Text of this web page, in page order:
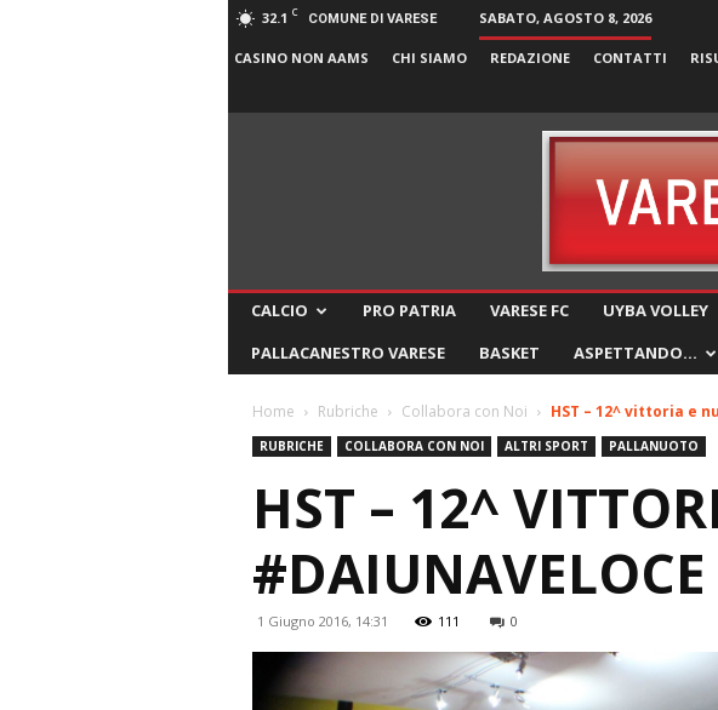
32.1 C COMUNE DI VARESE SABATO, AGOSTO 8, 2026
CASINO NON AAMS CHI SIAMO REDAZIONE CONTATTI
CALCIO PRO PATRIA VARESE FC UYBA VOLLEY
PALLACANESTRO VARESE
BASKET ASPETTANDO…
Home Rubriche Collabora con Noi HST – 12^ vittoria e
RUBRICHE COLLABORA CON NOI ALTRI SPORT PALLANUOTO
HST – 12^
#DAIUNAVELOCE
1 Giugno 2016, 14:31 111 0